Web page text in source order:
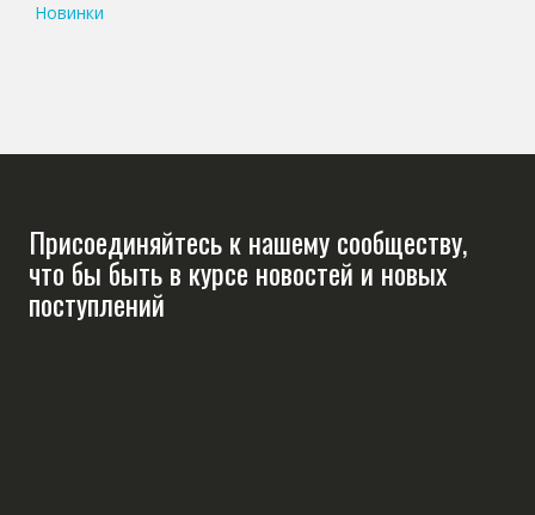
Новинки
Присоединяйтесь к нашему сообществу,
что бы быть в курсе новостей и новых
поступлений